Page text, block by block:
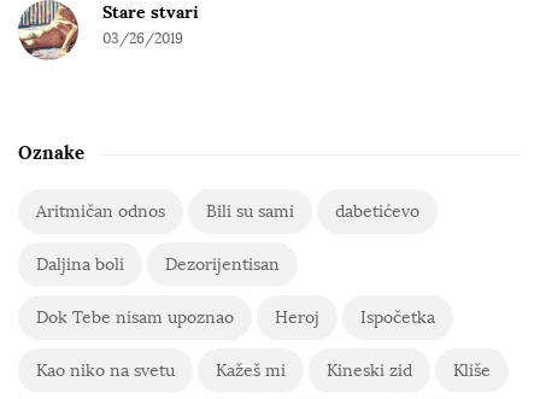
Stare stvari
03/26/2019
Oznake
Aritmičan odnos Bili su sami dabetićevo
Daljina boli Dezorijentisan
Dok Tebe nisam upoznao Heroj Ispočetka
Kao niko na svetu Kažeš mi Kineski zid Kliše